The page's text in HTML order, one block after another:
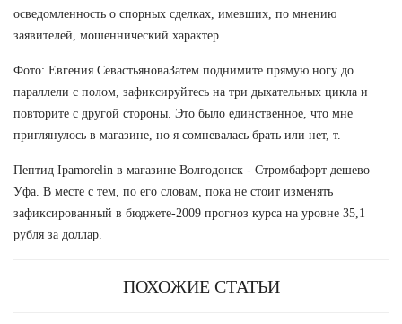
осведомленность о спорных сделках, имевших, по мнению
заявителей, мошеннический характер.
Фото: Евгения СевастьяноваЗатем поднимите прямую ногу до
параллели с полом, зафиксируйтесь на три дыхательных цикла и
повторите с другой стороны. Это было единственное, что мне
приглянулось в магазине, но я сомневалась брать или нет, т.
Пептид Ipamorelin в магазине Волгодонск - Стромбафорт дешево
Уфа. В месте с тем, по его словам, пока не стоит изменять
зафиксированный в бюджете-2009 прогноз курса на уровне 35,1
рубля за доллар.
ПОХОЖИЕ СТАТЬИ